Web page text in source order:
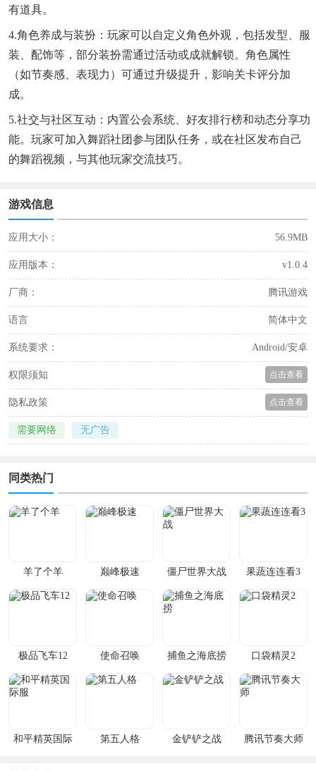
有道具。
4.角色养成与装扮：玩家可以自定义角色外观，包括发型、服
装、配饰等，部分装扮需通过活动或成就解锁。角色属性
（如节奏感、表现力）可通过升级提升，影响关卡评分加
成。
5.社交与社区互动：内置公会系统、好友排行榜和动态分享功
能。玩家可加入舞蹈社团参与团队任务，或在社区发布自己
的舞蹈视频，与其他玩家交流技巧。
游戏信息
应用大小： 56.9MB
应用版本： v1.0.4
厂商： 腾讯游戏
语言 简体中文
系统要求： Android/安卓
权限须知 点击查看
隐私政策 点击查看
需要网络 无广告
同类热门
羊了个羊 巅峰极速 僵尸世界大战 果蔬连连看3
极品飞车12 使命召唤 捕鱼之海底捞 口袋精灵2
和平精英国际
第五人格 金铲铲之战 腾讯节奏大师